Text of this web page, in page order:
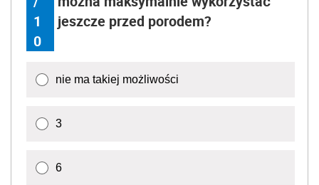
1
0
jeszcze przed porodem?
nie ma takiej możliwości
3
6